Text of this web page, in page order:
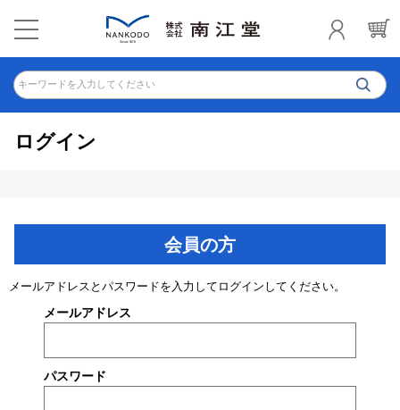
キーワードを入力してください
ログイン
会員の方
メールアドレスとパスワードを入力してログインしてください。
メールアドレス
パスワード